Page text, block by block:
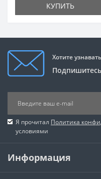
КУПИТЬ
Хотите
Я прочитал Политика
условиями
Информация